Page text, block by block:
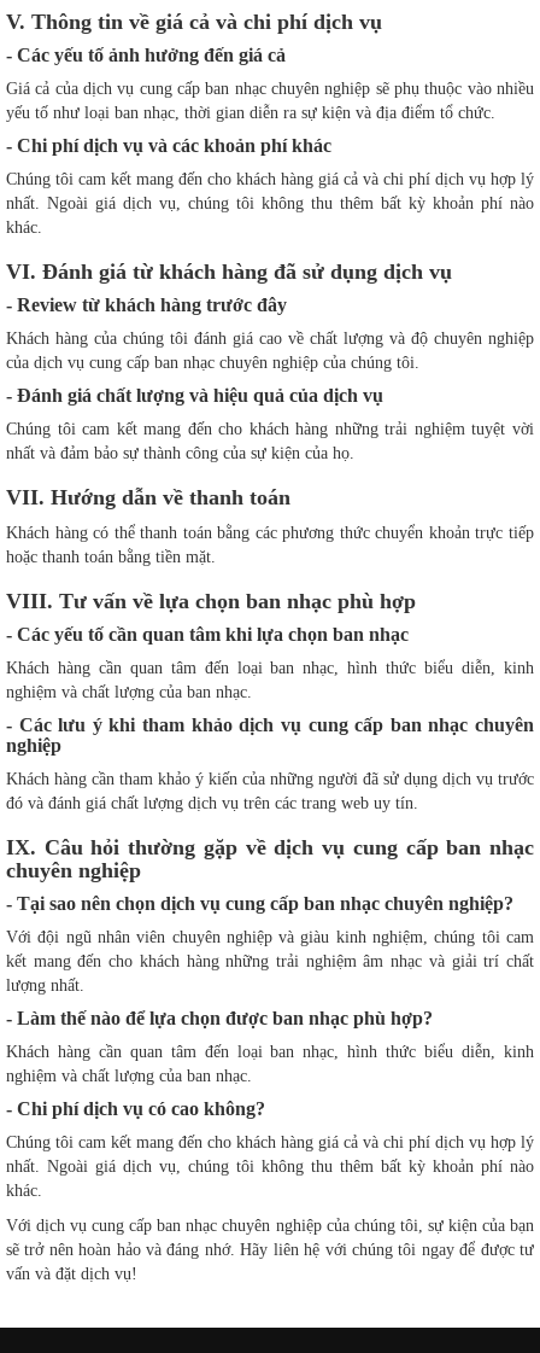
V. Thông tin về giá cả và chi phí dịch vụ
- Các yếu tố ảnh hưởng đến giá cả
Giá cả của dịch vụ cung cấp ban nhạc chuyên nghiệp sẽ phụ thuộc vào nhiều
yếu tố như loại ban nhạc, thời gian diễn ra sự kiện và địa điểm tổ chức.
- Chi phí dịch vụ và các khoản phí khác
Chúng tôi cam kết mang đến cho khách hàng giá cả và chi phí dịch vụ hợp lý
nhất. Ngoài giá dịch vụ, chúng tôi không thu thêm bất kỳ khoản phí nào
khác.
VI. Đánh giá từ khách hàng đã sử dụng dịch vụ
- Review từ khách hàng trước đây
Khách hàng của chúng tôi đánh giá cao về chất lượng và độ chuyên nghiệp
của dịch vụ cung cấp ban nhạc chuyên nghiệp của chúng tôi.
- Đánh giá chất lượng và hiệu quả của dịch vụ
Chúng tôi cam kết mang đến cho khách hàng những trải nghiệm tuyệt vời
nhất và đảm bảo sự thành công của sự kiện của họ.
VII. Hướng dẫn về thanh toán
Khách hàng có thể thanh toán bằng các phương thức chuyển khoản trực tiếp
hoặc thanh toán bằng tiền mặt.
VIII. Tư vấn về lựa chọn ban nhạc phù hợp
- Các yếu tố cần quan tâm khi lựa chọn ban nhạc
Khách hàng cần quan tâm đến loại ban nhạc, hình thức biểu diễn, kinh
nghiệm và chất lượng của ban nhạc.
- Các lưu ý khi tham khảo dịch vụ cung cấp ban nhạc chuyên
nghiệp
Khách hàng cần tham khảo ý kiến của những người đã sử dụng dịch vụ trước
đó và đánh giá chất lượng dịch vụ trên các trang web uy tín.
IX. Câu hỏi thường gặp về dịch vụ cung cấp ban nhạc
chuyên nghiệp
- Tại sao nên chọn dịch vụ cung cấp ban nhạc chuyên nghiệp?
Với đội ngũ nhân viên chuyên nghiệp và giàu kinh nghiệm, chúng tôi cam
kết mang đến cho khách hàng những trải nghiệm âm nhạc và giải trí chất
lượng nhất.
- Làm thế nào để lựa chọn được ban nhạc phù hợp?
Khách hàng cần quan tâm đến loại ban nhạc, hình thức biểu diễn, kinh
nghiệm và chất lượng của ban nhạc.
- Chi phí dịch vụ có cao không?
Chúng tôi cam kết mang đến cho khách hàng giá cả và chi phí dịch vụ hợp lý
nhất. Ngoài giá dịch vụ, chúng tôi không thu thêm bất kỳ khoản phí nào
khác.
Với dịch vụ cung cấp ban nhạc chuyên nghiệp của chúng tôi, sự kiện của bạn
sẽ trở nên hoàn hảo và đáng nhớ. Hãy liên hệ với chúng tôi ngay để được tư
vấn và đặt dịch vụ!